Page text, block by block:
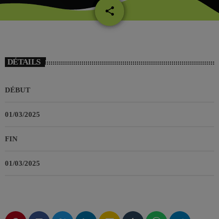
share
email
DÉTAILS
DÉBUT
01/03/2025
FIN
01/03/2025